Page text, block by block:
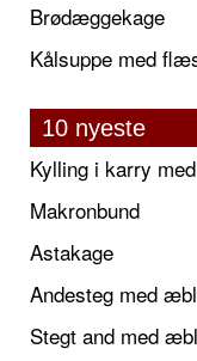
Brødæggekage
Kålsuppe med
10 nyeste
Kylling i karry
Makronbund
Astakage
Stegt and med